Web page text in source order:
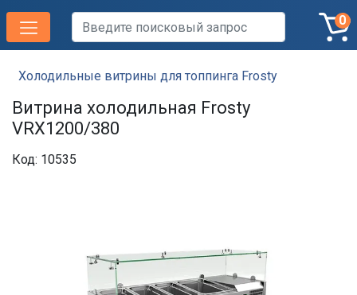
0
Холодильные витрины для топпинга Frosty
Витрина холодильная Frosty
VRX1200/380
Код: 10535